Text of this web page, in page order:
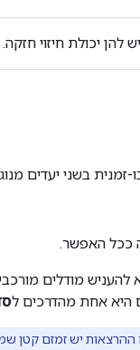
בשני יעדים
ככל האפשר.
מודלים
היא אחת מהדרכים ל
ההרצאות יש זמזם קטן